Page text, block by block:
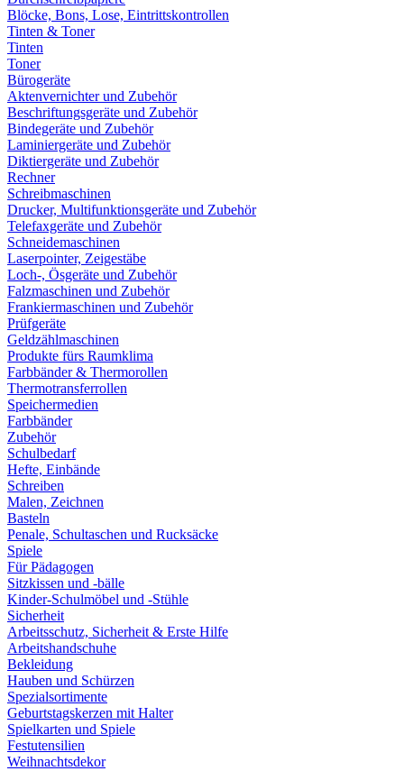
Blöcke, Bons, Lose, Eintrittskontrollen
Tinten & Toner
Tinten
Toner
Bürogeräte
Aktenvernichter und Zubehör
Beschriftungsgeräte und Zubehör
Bindegeräte und Zubehör
Laminiergeräte und Zubehör
Diktiergeräte und Zubehör
Rechner
Schreibmaschinen
Drucker, Multifunktionsgeräte und Zubehör
Telefaxgeräte und Zubehör
Schneidemaschinen
Laserpointer, Zeigestäbe
Loch-, Ösgeräte und Zubehör
Falzmaschinen und Zubehör
Frankiermaschinen und Zubehör
Prüfgeräte
Geldzählmaschinen
Produkte fürs Raumklima
Farbbänder & Thermorollen
Thermotransferrollen
Speichermedien
Farbbänder
Zubehör
Schulbedarf
Hefte, Einbände
Schreiben
Malen, Zeichnen
Basteln
Penale, Schultaschen und Rucksäcke
Spiele
Für Pädagogen
Sitzkissen und -bälle
Kinder-Schulmöbel und -Stühle
Sicherheit
Arbeitsschutz, Sicherheit & Erste Hilfe
Arbeitshandschuhe
Bekleidung
Hauben und Schürzen
Spezialsortimente
Geburtstagskerzen mit Halter
Spielkarten und Spiele
Festutensilien
Weihnachtsdekor